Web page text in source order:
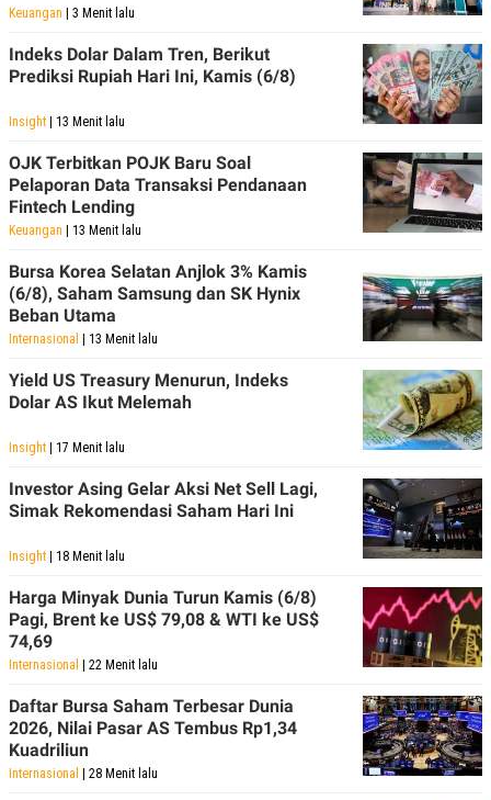
E
Y
S
.
I
D
A
G
G
A
N
A
C
E
T
A
K
I
E
R
J
A
E
I
T
E
N
P
A
R
D
V
T
S
I
K
M
E
D
A
I
D
Keuangan | 3 Menit lalu
Indeks Dolar Dalam Tren, Berikut
Prediksi Rupiah Hari Ini, Kamis (6/8)
Insight | 13 Menit lalu
OJK Terbitkan POJK Baru Soal
Pelaporan Data Transaksi Pendanaan
Fintech Lending
Keuangan | 13 Menit lalu
Bursa Korea Selatan Anjlok 3% Kamis
(6/8), Saham Samsung dan SK Hynix
Beban Utama
Internasional | 13 Menit lalu
Yield US Treasury Menurun, Indeks
Dolar AS Ikut Melemah
Insight | 17 Menit lalu
Investor Asing Gelar Aksi Net Sell Lagi,
Simak Rekomendasi Saham Hari Ini
Insight | 18 Menit lalu
Harga Minyak Dunia Turun Kamis (6/8)
Pagi, Brent ke US$ 79,08 & WTI ke US$
74,69
Internasional | 22 Menit lalu
Daftar Bursa Saham Terbesar Dunia
2026, Nilai Pasar AS Tembus Rp1,34
Kuadriliun
Internasional | 28 Menit lalu